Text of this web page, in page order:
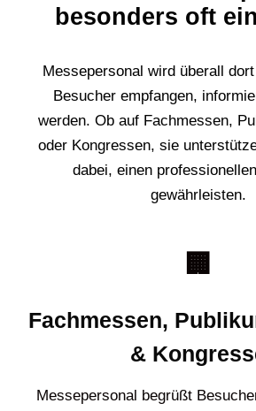
besonders oft
Messepersonal wird überall
Besucher empfangen,
werden. Ob auf Fachmessen,
oder Kongressen, sie
dabei, einen
gewährleisten.
🏢
Fachmessen,
&
Messepersonal begrüßt